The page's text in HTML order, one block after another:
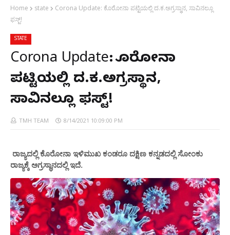
Home state
Corona Update: ಕೊರೋನಾ ಪಟ್ಟಿಯಲ್ಲಿ ದ.ಕ.ಅಗ್ರಸ್ಥಾನ, ಸಾವಿನಲ್ಲೂ
ಫಸ್ಟ್!
STATE
Corona Update: ಕೊರೋನಾ
ಪಟ್ಟಿಯಲ್ಲಿ ದ.ಕ.ಅಗ್ರಸ್ಥಾನ,
ಸಾವಿನಲ್ಲೂ ಫಸ್ಟ್!
TMH TEAM 8/14/2021 10:09:00 PM
ರಾಜ್ಯದಲ್ಲಿ ಕೊರೋನಾ ಇಳಿಮುಖ ಕಂಡರೂ ದಕ್ಷಿಣ ಕನ್ನಡದಲ್ಲಿ ಸೋಂಕು
ರಾಜ್ಯಕ್ಕೆ ಅಗ್ರಸ್ಥಾನದಲ್ಲಿ ಇದೆ.